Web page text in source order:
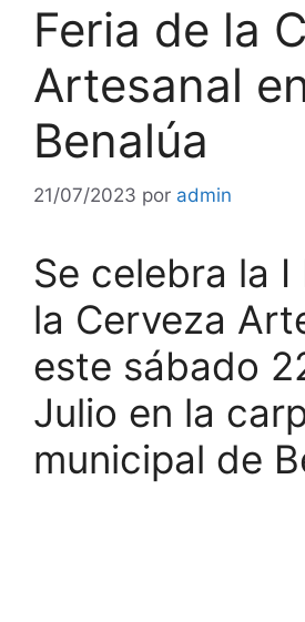
Feria de la
Artesanal
Benalúa
21/07/2023 por admin
Se celebra la I
la Cerveza
este sábado
Julio en la
municipal de